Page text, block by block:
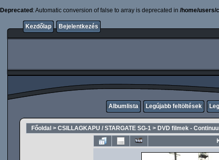
Deprecated : Automatic conversion of false to array is deprecated in /home/users/
Kezdőlap Bejelentkezés
Albumlista Legújabb feltöltések
Főoldal > CSILLAGKAPU / STARGATE SG-1 > DVD filmek -